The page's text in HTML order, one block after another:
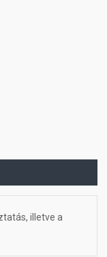
illetve a